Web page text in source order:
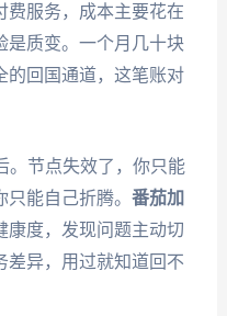
费服务，成本主要花在
是质变。一个月几十块
的回国通道，这笔账对
。节点失效了，你只能
能自己折腾。 番茄加
康度，发现问题主动切
差异，用过就知道回不